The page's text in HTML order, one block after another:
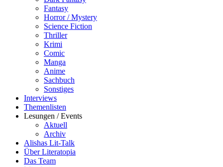
Fantasy
Horror / Mystery
Science Fiction
Thriller
Krimi
Comic
Manga
Anime
Sachbuch
Sonstiges
Interviews
Themenlisten
Lesungen / Events
Aktuell
Archiv
Alishas Lit-Talk
Über Literatopia
Das Team